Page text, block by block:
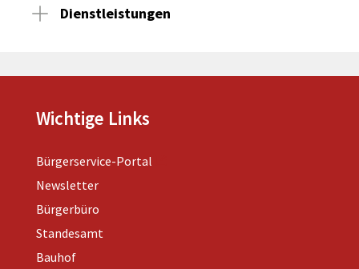
Dienstleistungen
Wichtige Links
Bürgerservice-Portal
Newsletter
Bürgerbüro
Standesamt
Bauhof